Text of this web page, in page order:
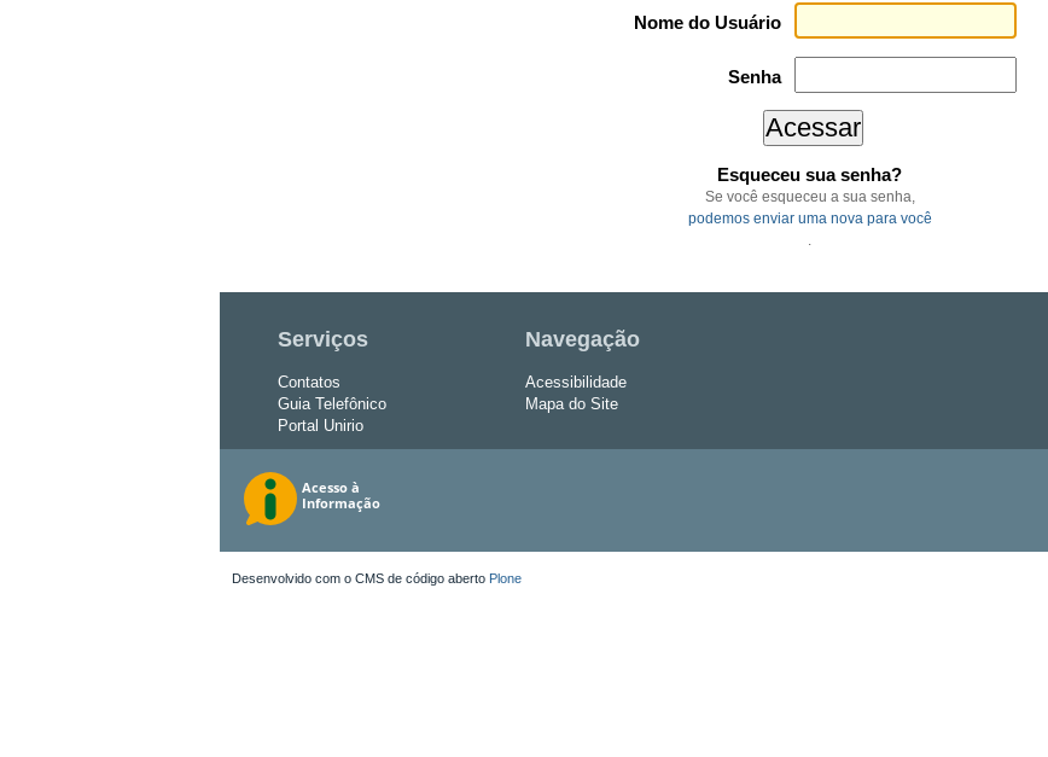
Nome do Usuário
Senha
Esqueceu sua senha?
Se você esqueceu a sua senha,
podemos enviar uma nova para você
.
Serviços
Contatos
Guia Telefônico
Portal Unirio
Navegação
Acessibilidade
Mapa do Site
Desenvolvido com o CMS de código aberto Plone